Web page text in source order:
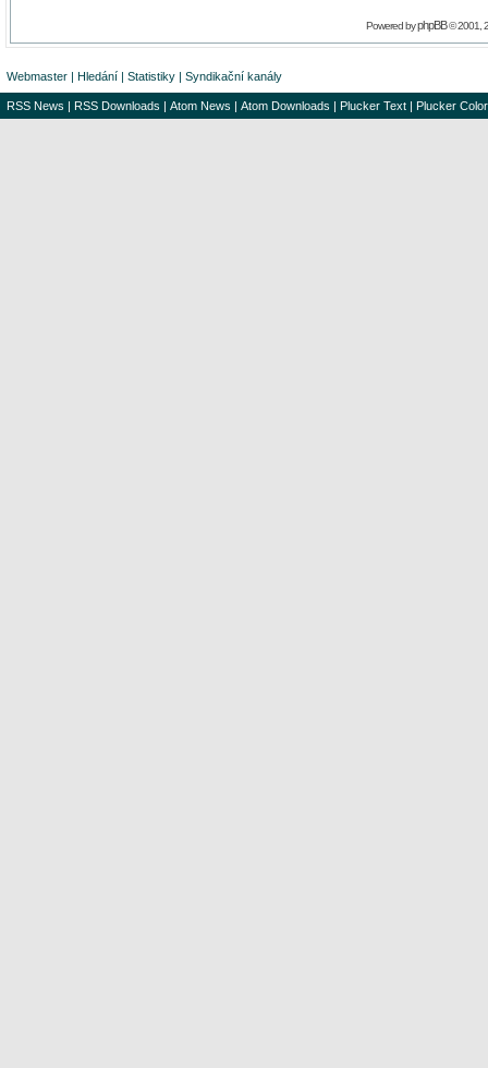
Powered byphpBB© 2001,
Webmaster | Hledání | Statistiky | Syndikační kanály
RSS News | RSS Downloads | Atom News | Atom Downloads | Plucker Text | Plucker Color